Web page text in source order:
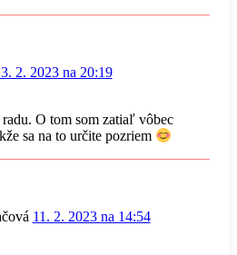
2. 2023 na 20:19
O tom som zatiaľ vôbec
sa na to určite pozriem
11. 2. 2023 na 14:54